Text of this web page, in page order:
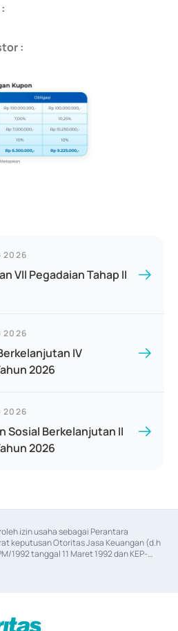
:
2026
VII Pegadaian Tahap II
2026
IV
2026
2026
Sosial Berkelanjutan II
2026
izin usaha sebagai Perantara
keputusan Otoritas Jasa Keuangan (d.h
1992 tanggal 11 Maret 1992 dan KEP-
2014, izin usaha sebagai Penjamin Emisi
Otoritas Jasa Keuangan Nomor KEP-
Jasa Keuangan Nomor S-